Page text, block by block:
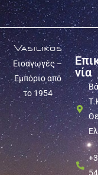
Εισαγωγές –
Εμπόριο από
το 1954
νία